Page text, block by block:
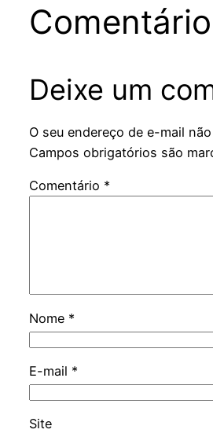
Deixe um
O seu endereço de e-mail
Campos obrigatórios são
Comentário *
Nome *
E-mail *
Site